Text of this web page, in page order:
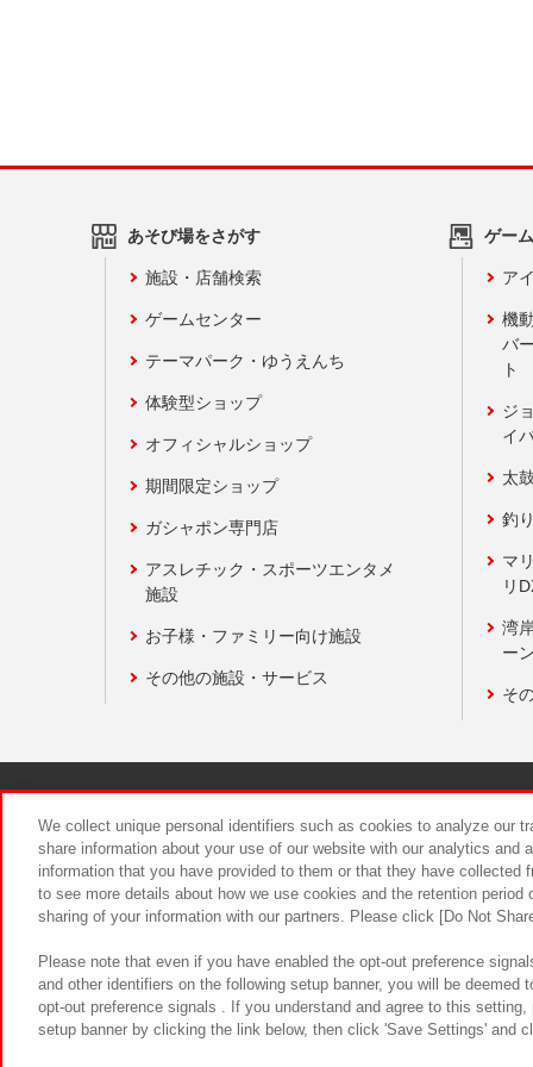
あそび場をさがす
施設・店舗検索
ゲームセンター
テーマパーク・ゆうえんち
体験型ショップ
オフィシャルショップ
期間限定ショップ
ガシャポン専門店
アスレチック・スポーツエンタメ
施設
お子様・ファミリー向け施設
その他の施設・サービス
ゲー
ア
機
バ
ト
ジ
イ
太
釣
マ
リ
湾
ー
そ
食品のご
We collect unique personal identifiers such as cookies to analyze our
share information about your use of our website with our analytics and
information that you have provided to them or that they have
to see more details about how we use cookies and the retention
sharing of your information with our partners. Please click [Do Not
Please note that even if you have enabled the opt-out preference
and other identifiers on the following setup banner, you will be
opt-out preference signals . If you understand and agree to this
setup banner by clicking the link below, then click 'Save Settings' and